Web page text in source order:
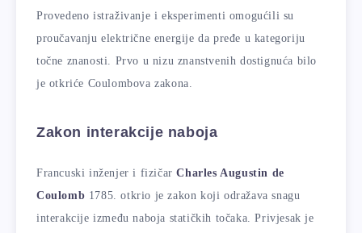
Provedeno istraživanje i eksperimenti omogućili su
proučavanju električne energije da pređe u kategoriju
točne znanosti. Prvo u nizu znanstvenih dostignuća bilo
je otkriće Coulombova zakona.
Zakon interakcije naboja
Francuski inženjer i fizičarCharles Augustin de
Coulomb 1785. otkrio je zakon koji odražava snagu
interakcije između naboja statičkih točaka. Privjesak je